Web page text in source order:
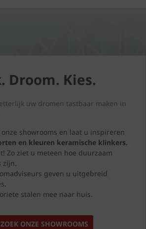
Droom. Kies.
uw dromen tastbaar maken in
showrooms en laat u inspireren
en kleuren keramische klinkers.
Zo ziet u meteen hoe duurzaam
zijn.
geven u uitgebreid
stalen mee naar huis.
ONZE SHOWROOMS